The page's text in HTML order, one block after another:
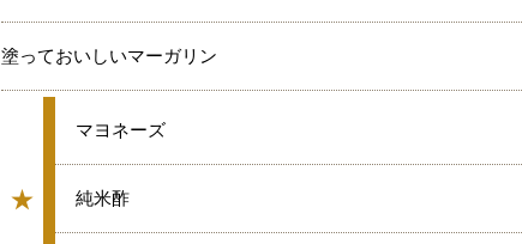
塗っておいしいマーガリン
★
グループ
★
マヨネーズ
★
純米酢